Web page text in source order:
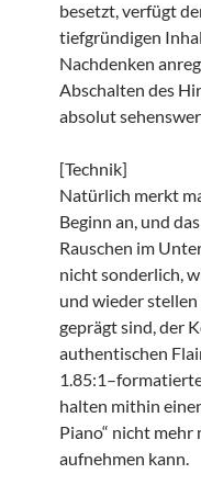
besetzt, verfügt
tiefgründigen
Nachdenken
Abschalten des
absolut
[Technik]
Natürlich merkt
Beginn an, und
Rauschen im
nicht sonderlich,
und wieder
geprägt sind, der
authentischen
halten mithin
Piano“ nicht
aufnehmen kann.